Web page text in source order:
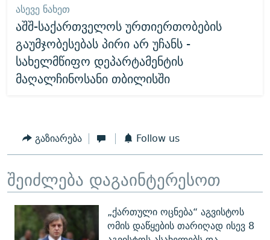
ᲐᲡᲔᲕᲔ ᲜᲐᲮᲔᲗ
აშშ-საქართველოს ურთიერთობების
გაუმჯობესებას პირი არ უჩანს -
სახელმწიფო დეპარტამენტის
მაღალჩინოსანი თბილისში
გაზიარება Follow us
შეიძლება დაგაინტერესოთ
„ქართული ოცნება“ აგვისტოს
ომის დაწყების თარიღად ისევ 8